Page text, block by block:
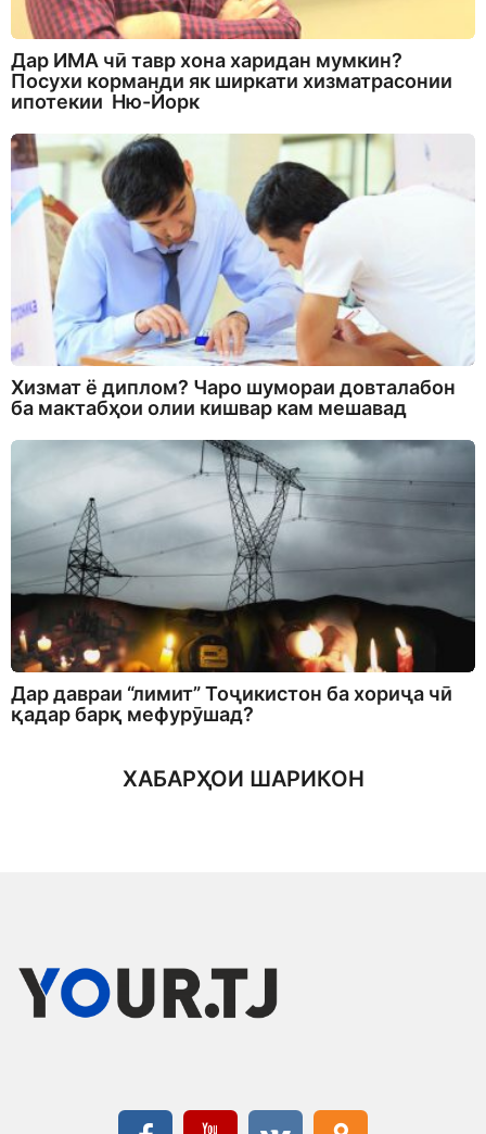
Дар ИМА чӣ тавр хона харидан мумкин?
Посухи корманди як ширкати хизматрасонии
ипотекии Ню-Йорк
Хизмат ё диплом? Чаро шумораи довталабон
ба мактабҳои олии кишвар кам мешавад
Дар давраи “лимит” Тоҷикистон ба хориҷа чӣ
қадар барқ мефурӯшад?
ХАБАРҲОИ ШАРИКОН